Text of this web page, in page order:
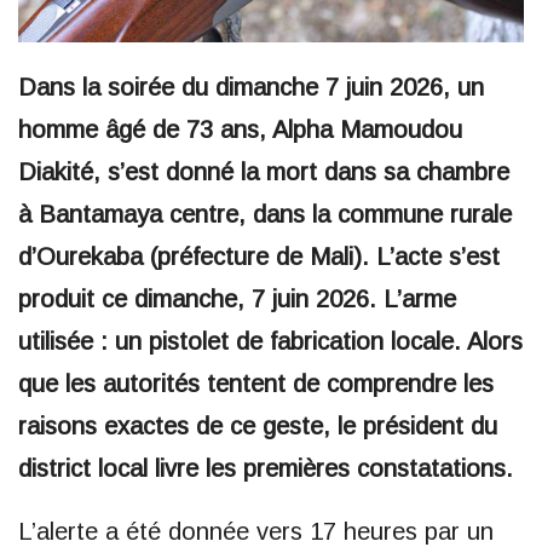
Dans la soirée du dimanche 7 juin 2026, un
homme âgé de 73 ans, Alpha Mamoudou
Diakité, s’est donné la mort dans sa chambre
à Bantamaya centre, dans la commune rurale
d’Ourekaba (préfecture de Mali). L’acte s’est
produit ce dimanche, 7 juin 2026. L’arme
utilisée : un pistolet de fabrication locale. Alors
que les autorités tentent de comprendre les
raisons exactes de ce geste, le président du
district local livre les premières constatations.
L’alerte a été donnée vers 17 heures par un